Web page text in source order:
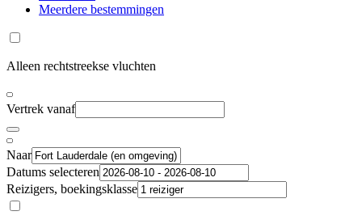
Meerdere bestemmingen
Alleen rechtstreekse vluchten
Vertrek vanaf
Naar
Datums selecteren
Reizigers, boekingsklasse